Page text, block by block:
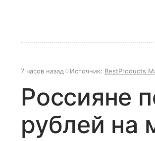
7 часов назад Источник: BestProducts
Россияне
рублей на